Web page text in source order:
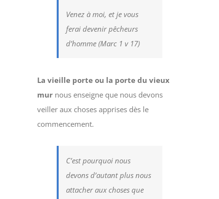
Venez à moi, et je vous
ferai devenir pêcheurs
d’homme (Marc 1 v 17)
La vieille porte ou la porte du vieux
mur nous enseigne que nous devons
veiller aux choses apprises dès le
commencement.
C’est pourquoi nous
devons d’autant plus nous
attacher aux choses que